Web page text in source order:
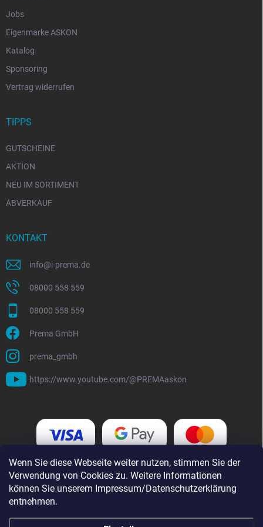
Wenn Sie diese Webseite weiter nutzen, stimmen Sie der
Verwendung von Cookies zu. Weitere Informationen
können Sie unserem Impressum/Datenschutzerklärung
entnehmen.
Jobs
Eigenmarke ASKON
Katalog
Sponsoring
Vertrag widerrufen
TIPPS
GUTSCHEINE
AKTION
NEU IM SORTIMENT
ABVERKAUF
KONTAKT
info@i-prema.de
08000 558 559
08000 558 559
Prema GmbH
prema_gmbh
https://www.youtube.com/@PREMAaskon